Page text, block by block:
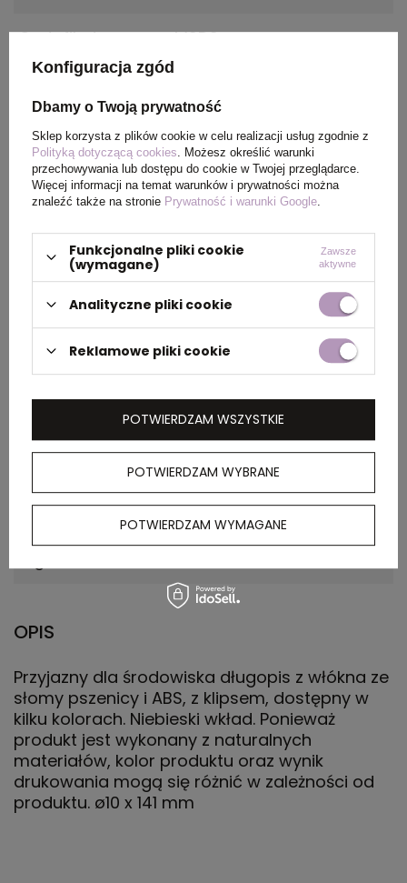
Certyfikat MSDS
produktu
Kolor Szafirowy
PAKOWANIE
Wymiary
(m)
0.43x0.31x0.18
wewnętrznym
Waga
zewnętrznego
6.700
OPIS
Przyjazny dla środowiska długopis z włókna ze
słomy pszenicy i ABS, z klipsem, dostępny w
kilku kolorach. Niebieski wkład. Ponieważ
produkt jest wykonany z naturalnych
materiałów, kolor produktu oraz wynik
drukowania mogą się różnić w zależności od
produktu. ø10 x 141 mm
Konfiguracja zgód
Dbamy o Twoją prywatność
Sklep korzysta z plików cookie w celu realizacji usług zgodnie z
Polityką dotyczącą cookies . Możesz określić warunki
przechowywania lub dostępu do cookie w Twojej przeglądarce.
Więcej informacji na temat warunków i prywatności można
znaleźć także na stronie Prywatność i warunki Google
Funkcjonalne pliki cookie
(wymagane)
Zawsze
aktywne
Analityczne pliki cookie
Reklamowe pliki cookie
POTWIERDZAM WYBRANE
POTWIERDZAM WYMAGANE
POTWIERDZAM WSZYSTKIE